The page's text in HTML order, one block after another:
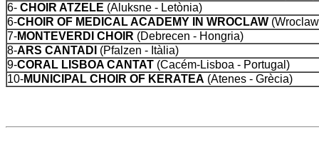
6- CHOIR ATZELE (Aluksne - Letònia)
6-CHOIR OF MEDICAL ACADEMY IN WROCLAW
7-MONTEVERDI CHOIR (Debrecen - Hongria)
8-ARS CANTADI (Pfalzen - Itàlia)
9-CORAL LISBOA CANTAT (Cacém-Lisboa - Portugal)
10-MUNICIPAL CHOIR OF KERATEA (Atenes - Grècia)